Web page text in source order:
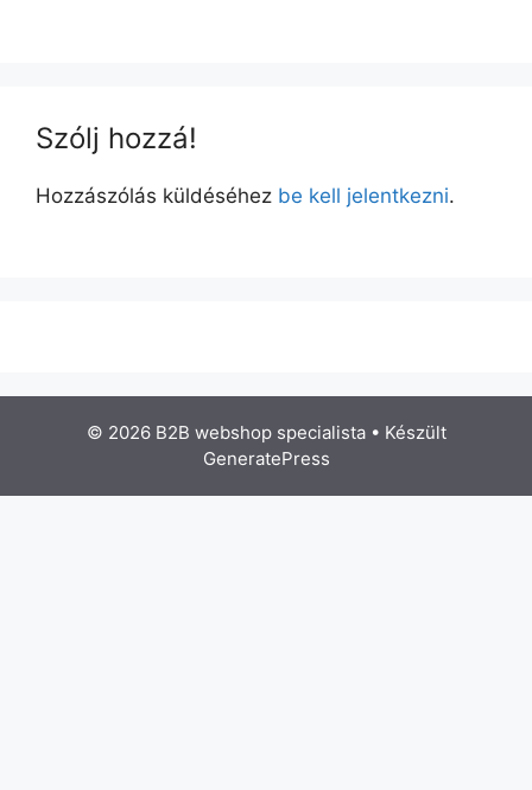
Szólj hozzá!
Hozzászólás küldéséhez be kell jelentkezni.
© 2026 B2B webshop specialista• Készült
GeneratePress